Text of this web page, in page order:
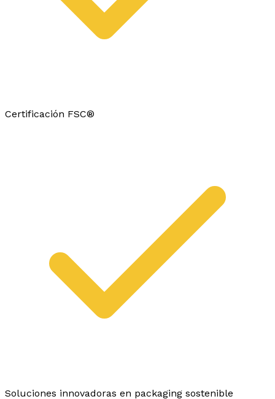
Certificación FSC®
Soluciones innovadoras en packaging sostenible